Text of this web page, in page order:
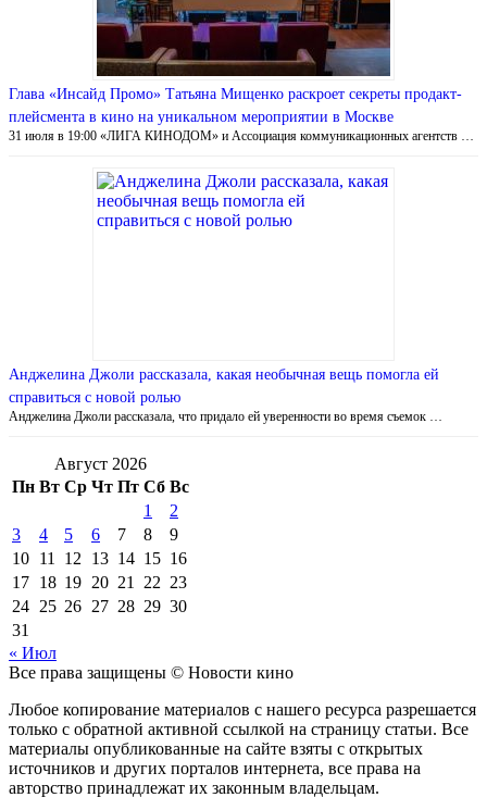
Глава «Инсайд Промо» Татьяна Мищенко раскроет секреты продакт-
плейсмента в кино на уникальном мероприятии в Москве
31 июля в 19:00 «ЛИГА КИНОДОМ» и Ассоциация коммуникационных агентств …
Анджелина Джоли рассказала, какая необычная вещь помогла ей
справиться с новой ролью
Анджелина Джоли рассказала, что придало ей уверенности во время съемок …
Август 2026
Пн Вт Ср Чт Пт Сб Вс
1
2
3
4 5 6 7 8
9
10 11 12 13 14 15 16
17 18 19 20 21 22 23
24 25 26 27 28 29 30
31
« Июл
Все права защищены © Новости кино
Любое копирование материалов с нашего ресурса разрешается
только с обратной активной ссылкой на страницу статьи. Все
материалы опубликованные на сайте взяты с открытых
источников и других порталов интернета, все права на
авторство принадлежат их законным владельцам.